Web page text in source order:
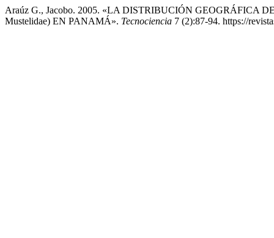
Araúz G., Jacobo. 2005. «LA DISTRIBUCIÓN GEOGRÁFICA
Mustelidae) EN PANAMÁ». Tecnociencia 7 (2):87-94. https://